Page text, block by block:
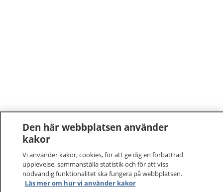
1177–tryggt om din hälsa och vård
Den här webbplatsen använder
kakor
Vi använder kakor, cookies, för att ge dig en förbättrad
upplevelse, sammanställa statistik och för att viss
nödvändig funktionalitet ska fungera på webbplatsen.
Läs mer om hur vi använder kakor